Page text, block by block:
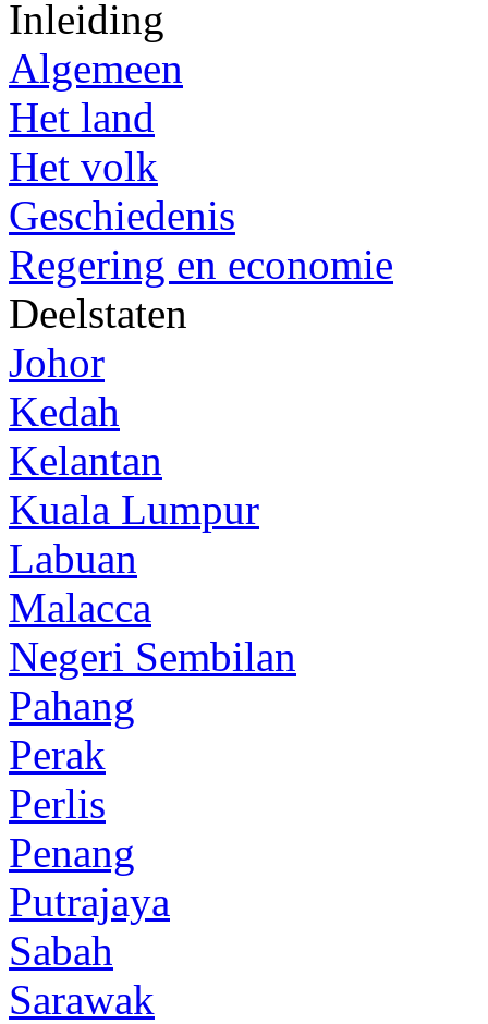
Inleiding
Algemeen
Het land
Het volk
Geschiedenis
Regering en economie
Deelstaten
Johor
Kedah
Kelantan
Kuala Lumpur
Labuan
Malacca
Negeri Sembilan
Pahang
Perak
Perlis
Penang
Putrajaya
Sabah
Sarawak